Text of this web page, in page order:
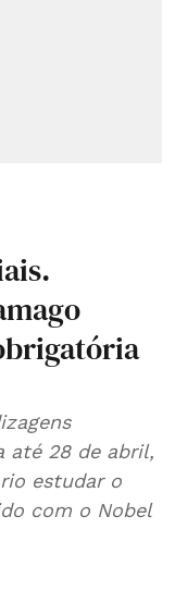
até 28 de abril,
estudar o
com o Nobel